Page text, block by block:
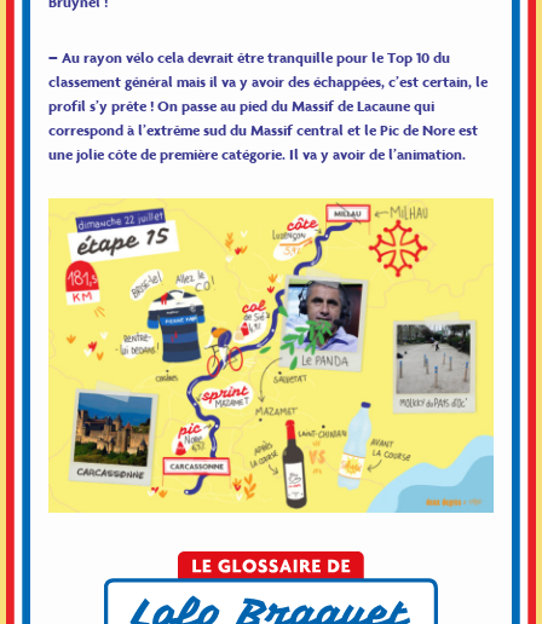
– Au rayon vélo cela devrait être tranquille pour le Top 10 du
classement général mais il va y avoir des échappées, c’est certain, le
profil s’y prête ! On passe au pied du Massif de Lacaune qui
correspond à l’extrême sud du Massif central et le Pic de Nore est
une jolie côte de première catégorie. Il va y avoir de l’animation.